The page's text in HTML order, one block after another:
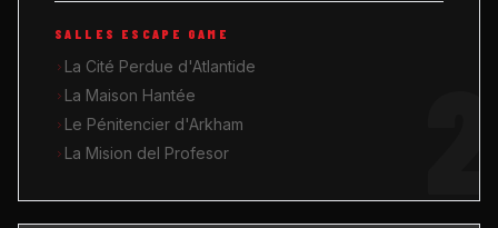
SALLES ESCAPE GAME
La Cité Perdue d'Atlantide
La Maison Hantée
Le Pénitencier d'Arkham
La Mision del Profesor